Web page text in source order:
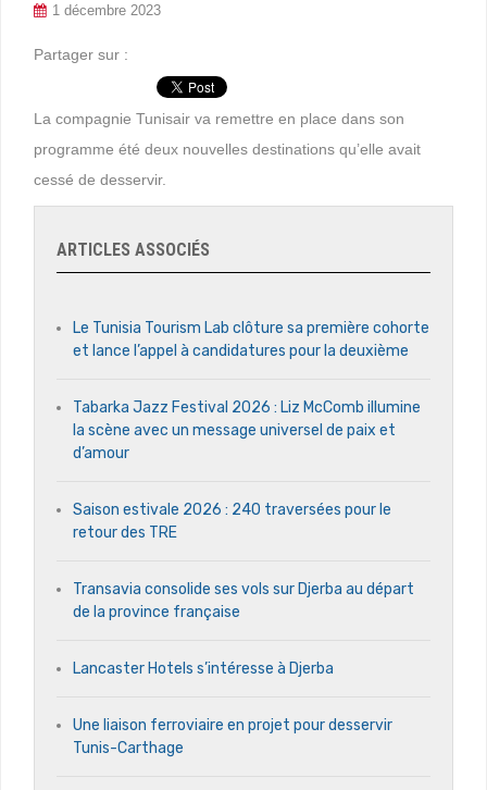
1 décembre 2023
Partager sur :
La compagnie Tunisair va remettre en place dans son
programme été deux nouvelles destinations qu’elle avait
cessé de desservir.
ARTICLES ASSOCIÉS
Le Tunisia Tourism Lab clôture sa première cohorte
et lance l’appel à candidatures pour la deuxième
Tabarka Jazz Festival 2026 : Liz McComb illumine
la scène avec un message universel de paix et
d’amour
Saison estivale 2026 : 240 traversées pour le
retour des TRE
Transavia consolide ses vols sur Djerba au départ
de la province française
Lancaster Hotels s’intéresse à Djerba
Une liaison ferroviaire en projet pour desservir
Tunis-Carthage